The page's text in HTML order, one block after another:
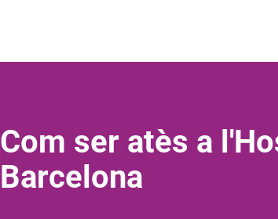
Com ser atès a
Barcelona